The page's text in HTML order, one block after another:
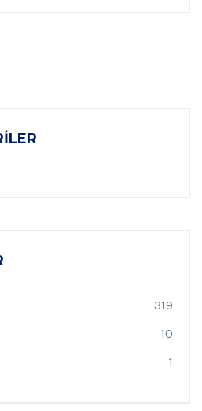
319
10
1